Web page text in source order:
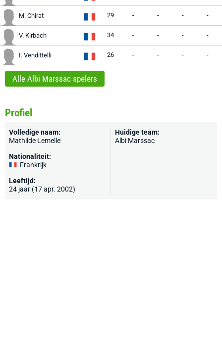
M. Chirat 29 - - - -
V. Kirbach 34 - - - -
I. Vendittelli 26 - - - -
Alle Albi Marssac spelers
Profiel
Volledige naam:
Mathilde Lemelle
Nationaliteit:
Frankrijk
Leeftijd:
24 jaar (17 apr. 2002)
Huidige team:
Albi Marssac